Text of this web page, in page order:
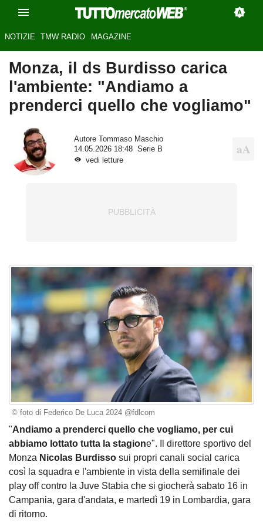
NOTIZIE TMW RADIO MAGAZINE
Monza, il ds Burdisso carica
l'ambiente: "Andiamo a
prenderci quello che vogliamo"
Autore
Tommaso Maschio
14.05.2026 18:48
Serie B
vedi letture
© foto di Federico De Luca 2024 @fdlcom
"Andiamo a prenderci quello che vogliamo, per cui
abbiamo lottato tutta la stagione". Il direttore sportivo del
Monza Nicolas Burdisso sui propri canali social carica
così la squadra e l'ambiente in vista della semifinale dei
play off contro la Juve Stabia che si giocherà sabato 16 in
Campania, gara d'andata, e martedì 19 in Lombardia, gara
di ritorno.